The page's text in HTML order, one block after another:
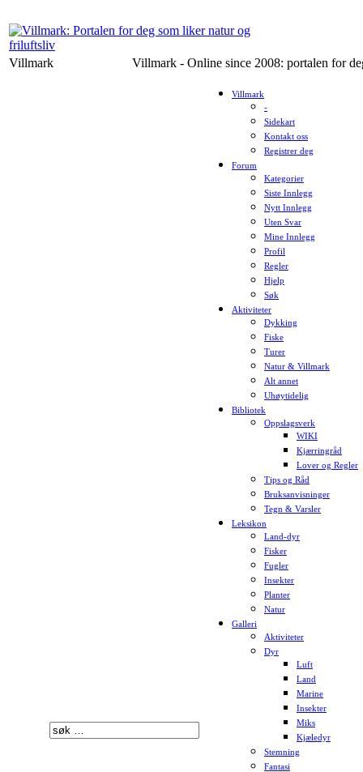
Villmark Villmark - Online since 2008: portalen for
Villmark
-
Sidekart
Kontakt oss
Registrer deg
Forum
Kategorier
Siste Innlegg
Nytt Innlegg
Uten Svar
Mine Innlegg
Profil
Regler
Hjelp
Søk
Aktiviteter
Dykking
Fiske
Turer
Natur & Villmark
Alt annet
Uhøytidelig
Bibliotek
Oppslagsverk
WIKI
Kjærringråd
Lover og Regler
Tips og Råd
Bruksanvisninger
Tegn & Varsler
Leksikon
Land-dyr
Fisker
Fugler
Insekter
Planter
Natur
Galleri
Aktiviteter
Dyr
Luft
Land
Marine
Insekter
Miks
Kjæledyr
Stemning
Fantasi